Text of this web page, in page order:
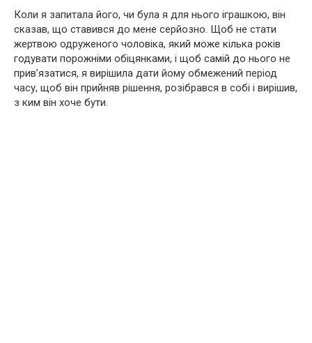
Коли я запитала його, чи була я для нього іграшкою, він
сказав, що ставився до мене серйозно. Щоб не стати
жертвою одруженого чоловіка, який може кілька років
годувати порожніми обіцянками, і щоб самій до нього не
прив’язатися, я вирішила дати йому обмежений період
часу, щоб він прийняв рішення, розібрався в собі і вирішив,
з ким він хоче бути.